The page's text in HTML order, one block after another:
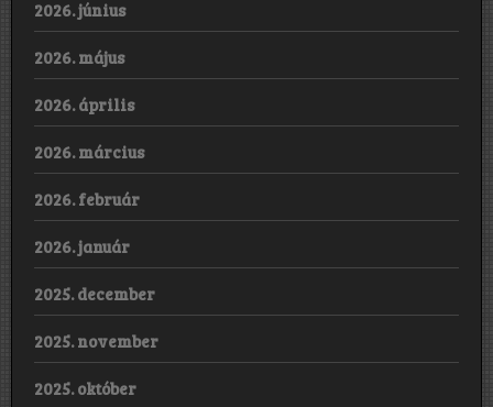
2026. június
2026. május
2026. április
2026. március
2026. február
2026. január
2025. december
2025. november
2025. október